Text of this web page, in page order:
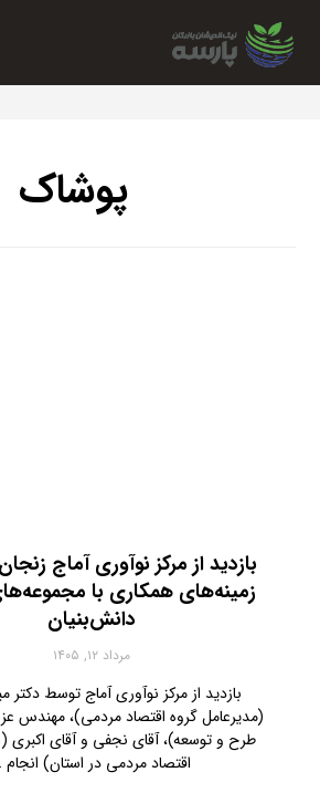
پوشاک
بازدید از مرکز نوآوری آماج
زمینه‌های همکاری با
دانش‌بنیان
مرداد ۱۲, ۱۴۰۵
بازدید از مرکز نوآوری آماج توسط دکتر
(مدیرعامل گروه اقتصاد مردمی)، مهندس
طرح و توسعه)، آقای نجفی‌ و آقای اکبری
اقتصاد مردمی در استان)